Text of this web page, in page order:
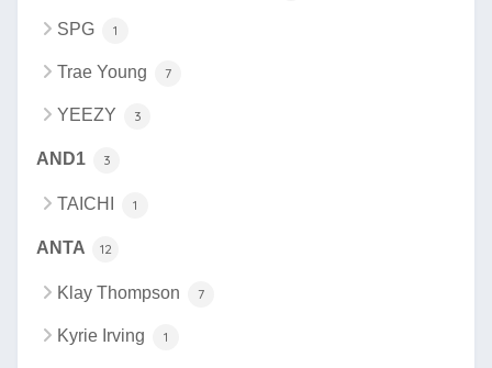
SPG 1
Trae Young 7
YEEZY 3
AND1 3
TAICHI 1
ANTA 12
Klay Thompson 7
Kyrie Irving 1